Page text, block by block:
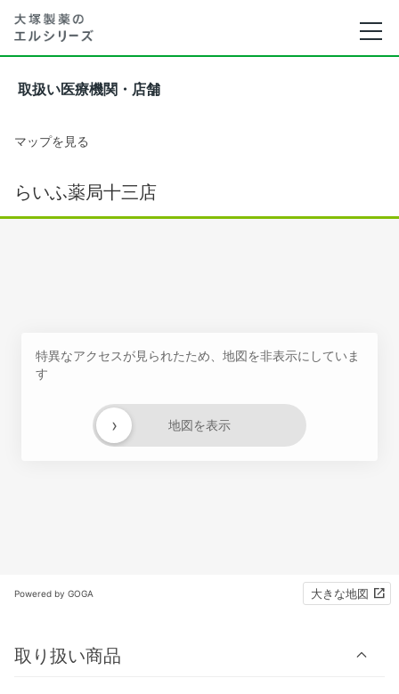
取扱い医療機関・店舗
マップを見る
らいふ薬局十三店
特異なアクセスが見られたため、地図を非表示にしていま
す
地図を表示
›
Powered by GOGA 大きな地図
取り扱い商品